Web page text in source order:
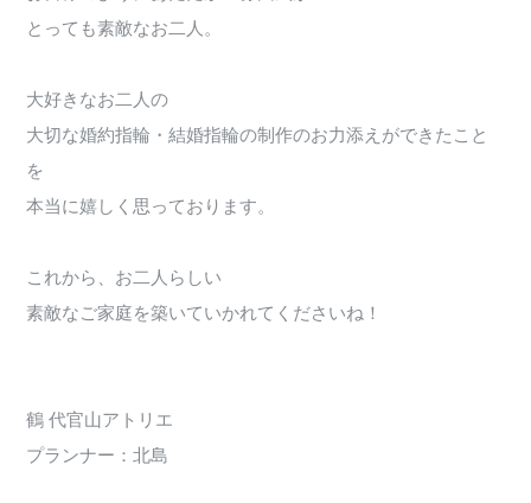
とっても素敵なお二人。
大好きなお二人の
大切な婚約指輪・結婚指輪の制作のお力添えができたこと
を
本当に嬉しく思っております。
これから、お二人らしい
素敵なご家庭を築いていかれてくださいね！
鶴 代官山アトリエ
プランナー：北島